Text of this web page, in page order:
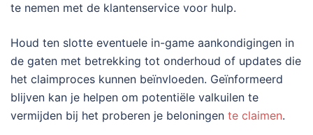
te nemen met de klantenservice voor hulp.
Houd ten slotte eventuele in-game aankondigingen in
de gaten met betrekking tot onderhoud of updates die
het claimproces kunnen beïnvloeden. Geïnformeerd
blijven kan je helpen om potentiële valkuilen te
vermijden bij het proberen je beloningen te claimen.